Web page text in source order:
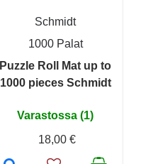
Schmidt
1000 Palat
Puzzle Roll Mat up to
1000 pieces Schmidt
Varastossa (1)
18,00 €